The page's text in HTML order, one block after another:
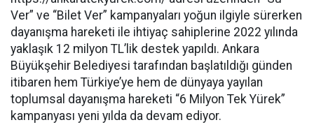
Ver” ve “Bilet Ver” kampanyaları yoğun ilgiyle sürerken
dayanışma hareketi ile ihtiyaç sahiplerine 2022 yılında
yaklaşık 12 milyon TL’lik destek yapıldı. Ankara
Büyükşehir Belediyesi tarafından başlatıldığı günden
itibaren hem Türkiye’ye hem de dünyaya yayılan
toplumsal dayanışma hareketi “6 Milyon Tek Yürek”
kampanyası yeni yılda da devam ediyor.